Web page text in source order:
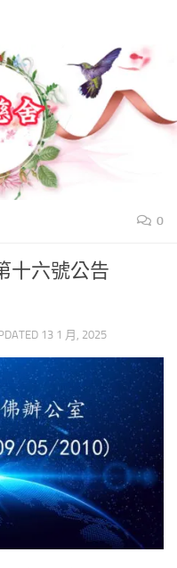
0
十六號公告
13 1 月, 2025